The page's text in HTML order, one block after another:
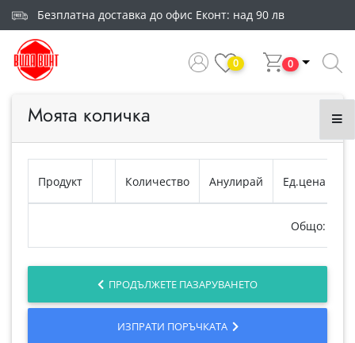
Безплатна доставка до офис Еконт: над 90 лв
0 0
Моята количка
Продукт Количество Анулирай Ед.цена
Общо:
ПРОДЪЛЖЕТЕ ПАЗАРУВАНЕТО
ИЗПРАТИ ПОРЪЧКАТА